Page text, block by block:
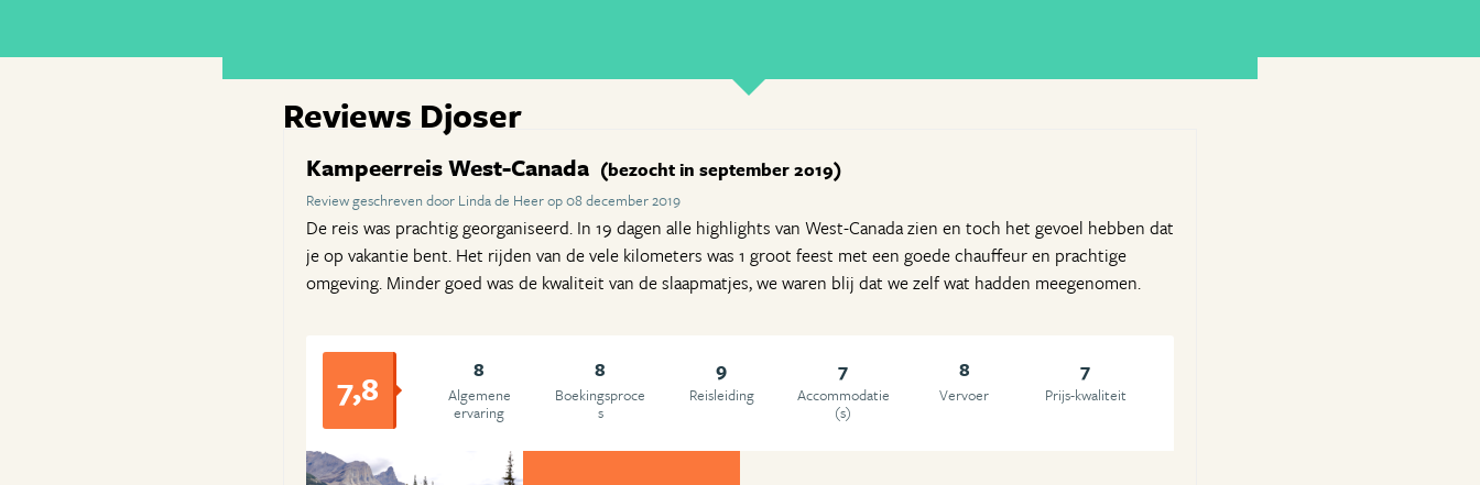
Reviews Djoser
Kampeerreis West-Canada (bezocht in september 2019)
Review geschreven door Linda de Heer op 08 december 2019
De reis was prachtig georganiseerd. In 19 dagen alle highlights van West-Canada zien en toch het gevoel hebben dat
je op vakantie bent. Het rijden van de vele kilometers was 1 groot feest met een goede chauffeur en prachtige
omgeving. Minder goed was de kwaliteit van de slaapmatjes, we waren blij dat we zelf wat hadden meegenomen.
7,8 8
Algemene
ervaring
8
Boekingsproce
s
9
Reisleiding
7
Accommodatie
(s)
8
Vervoer
7
Prijs-kwaliteit